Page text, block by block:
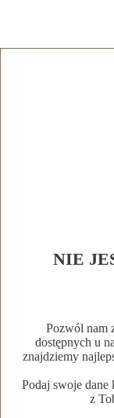
NIE
Pozwól nam
dostępnych u
znajdziemy
Podaj swoje dane
z